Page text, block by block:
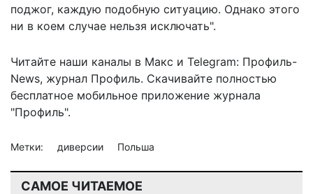
поджог, каждую подобную ситуацию. Однако этого
ни в коем случае нельзя исключать".
Читайте наши каналы в Макс и Telegram: Профиль-
News, журнал Профиль. Скачивайте полностью
бесплатное мобильное приложение журнала
"Профиль".
Метки: диверсии Польша
САМОЕ ЧИТАЕМОЕ